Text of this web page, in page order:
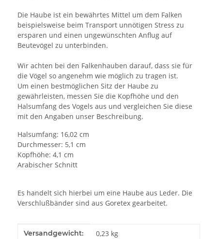
Die Haube ist ein bewährtes Mittel um dem Falken
beispielsweise beim Transport unnötigen Stress zu
ersparen und einen ungewünschten Anflug auf
Beutevögel zu unterbinden.
Wir achten bei den Falkenhauben darauf, dass sie für
die Vögel so angenehm wie möglich zu tragen ist.
Um einen bestmöglichen Sitz der Haube zu
gewährleisten, messen Sie die Kopfhöhe und den
Halsumfang des Vogels aus und vergleichen Sie diese
mit den Angaben unser Beschreibung.
Halsumfang: 16,02 cm
Durchmesser: 5,1 cm
Kopfhöhe: 4,1 cm
Arabischer Schnitt
Es handelt sich hierbei um eine Haube aus Leder. Die
Verschlußbänder sind aus Goretex gearbeitet.
Produkteigenschaft
Wert
Versandgewicht: 0,23 kg